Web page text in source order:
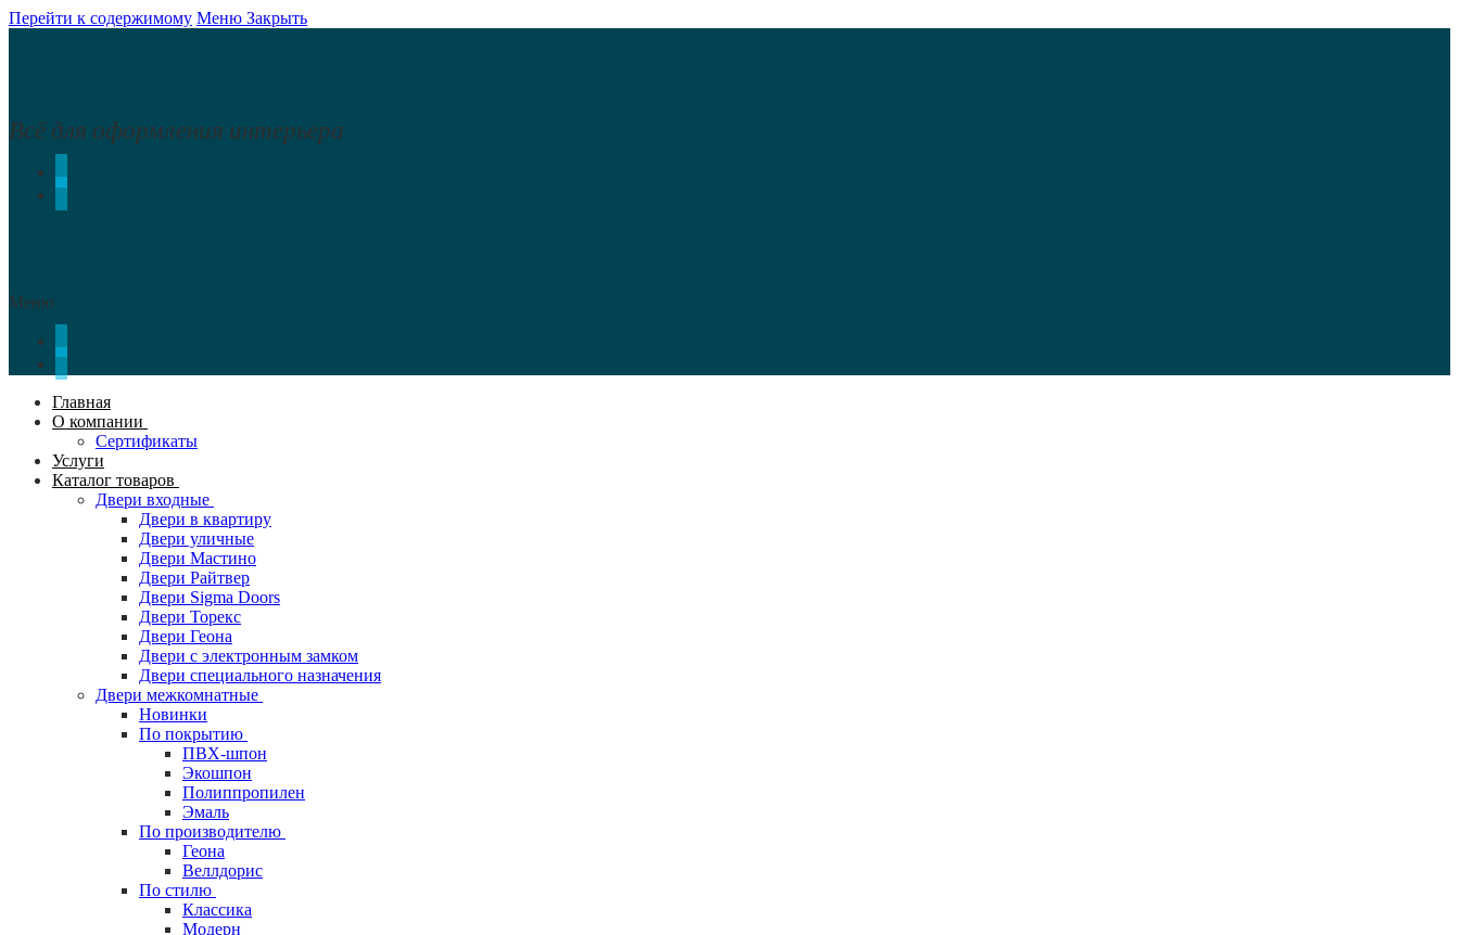
Перейти к содержимому Меню Закрыть
Всё для оформления интерьера
Меню
Главная
О компании
Сертификаты
Услуги
Каталог товаров
Двери входные
Двери в квартиру
Двери уличные
Двери Мастино
Двери Райтвер
Двери Sigma Doors
Двери Торекс
Двери Геона
Двери с электронным замком
Двери специального назначения
Двери межкомнатные
Новинки
По покрытию
ПВХ-шпон
Экошпон
Полиппропилен
Эмаль
По производителю
Геона
Веллдорис
По стилю
Классика
Модерн